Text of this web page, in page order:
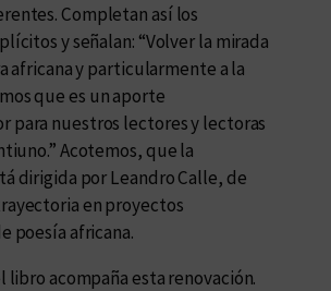
Completan así los
y señalan: “Volver la mirada
africana y particularmente a la
que es un aporte
para nuestros lectores y lectoras
Acotemos, que la
dirigida por Leandro Calle, de
en proyectos
poesía africana.
libro acompaña esta renovación.